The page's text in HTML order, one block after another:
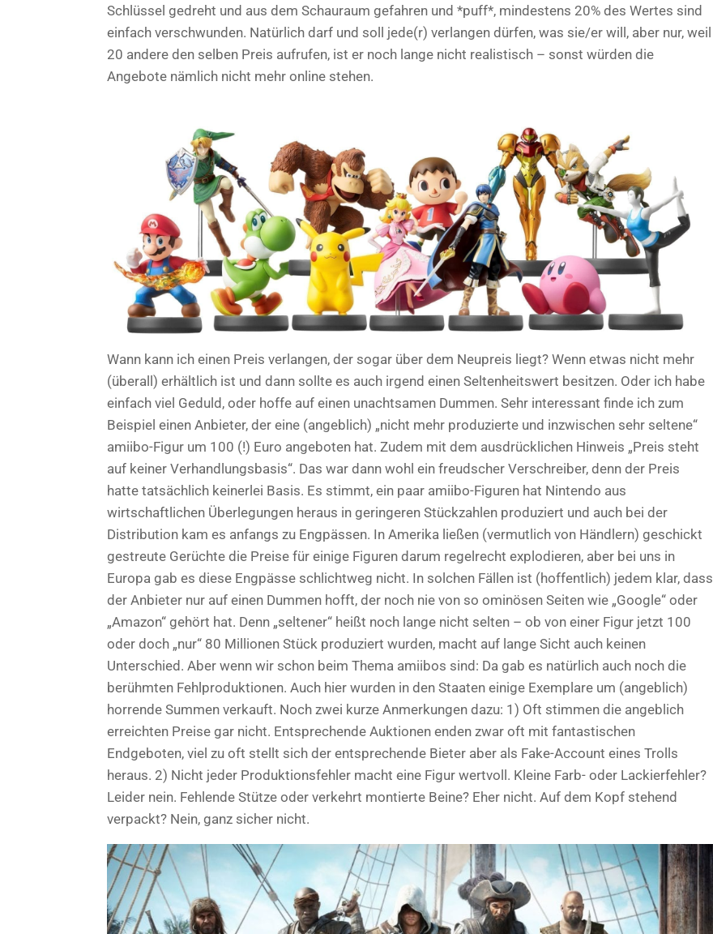
Schlüssel gedreht und aus dem Schauraum gefahren und *puff*, mindestens 20% des Wertes sind
einfach verschwunden. Natürlich darf und soll jede(r) verlangen dürfen, was sie/er will, aber nur, weil
20 andere den selben Preis aufrufen, ist er noch lange nicht realistisch – sonst würden die
Angebote nämlich nicht mehr online stehen.
Wann kann ich einen Preis verlangen, der sogar über dem Neupreis liegt? Wenn etwas nicht mehr
(überall) erhältlich ist und dann sollte es auch irgend einen Seltenheitswert besitzen. Oder ich habe
einfach viel Geduld, oder hoffe auf einen unachtsamen Dummen. Sehr interessant finde ich zum
Beispiel einen Anbieter, der eine (angeblich) „nicht mehr produzierte und inzwischen sehr seltene“
amiibo-Figur um 100 (!) Euro angeboten hat. Zudem mit dem ausdrücklichen Hinweis „Preis steht
auf keiner Verhandlungsbasis“. Das war dann wohl ein freudscher Verschreiber, denn der Preis
hatte tatsächlich keinerlei Basis. Es stimmt, ein paar amiibo-Figuren hat Nintendo aus
wirtschaftlichen Überlegungen heraus in geringeren Stückzahlen produziert und auch bei der
Distribution kam es anfangs zu Engpässen. In Amerika ließen (vermutlich von Händlern) geschickt
gestreute Gerüchte die Preise für einige Figuren darum regelrecht explodieren, aber bei uns in
Europa gab es diese Engpässe schlichtweg nicht. In solchen Fällen ist (hoffentlich) jedem klar, dass
der Anbieter nur auf einen Dummen hofft, der noch nie von so ominösen Seiten wie „Google“ oder
„Amazon“ gehört hat. Denn „seltener“ heißt noch lange nicht selten – ob von einer Figur jetzt 100
oder doch „nur“ 80 Millionen Stück produziert wurden, macht auf lange Sicht auch keinen
Unterschied. Aber wenn wir schon beim Thema amiibos sind: Da gab es natürlich auch noch die
berühmten Fehlproduktionen. Auch hier wurden in den Staaten einige Exemplare um (angeblich)
horrende Summen verkauft. Noch zwei kurze Anmerkungen dazu: 1) Oft stimmen die angeblich
erreichten Preise gar nicht. Entsprechende Auktionen enden zwar oft mit fantastischen
Endgeboten, viel zu oft stellt sich der entsprechende Bieter aber als Fake-Account eines Trolls
heraus. 2) Nicht jeder Produktionsfehler macht eine Figur wertvoll. Kleine Farb- oder Lackierfehler?
Leider nein. Fehlende Stütze oder verkehrt montierte Beine? Eher nicht. Auf dem Kopf stehend
verpackt? Nein, ganz sicher nicht.